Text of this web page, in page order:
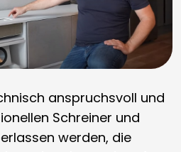
anspruchsvoll und
Schreiner und
werden, die